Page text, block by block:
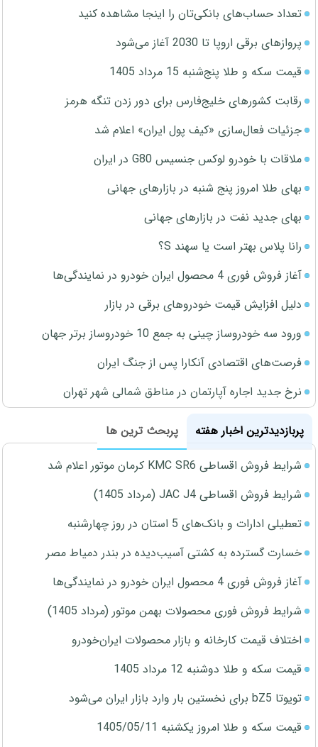
تعداد حساب‌های بانکی‌تان را اینجا مشاهده کنید
پروازهای برقی اروپا تا 2030 آغاز می‌شود
قیمت سکه و طلا پنج‌شنبه 15 مرداد 1405
رقابت کشورهای خلیج‌فارس برای دور زدن تنگه هرمز
جزئیات فعال‌سازی «کیف پول ایران» اعلام شد
ملاقات با خودرو لوکس جنسیس G80 در ایران
بهای طلا امروز پنج شنبه در بازارهای جهانی
بهای جدید نفت در بازارهای جهانی
رانا پلاس بهتر است یا سهند S؟
آغاز فروش فوری 4 محصول ایران خودرو در نمایندگی‌ها
دلیل افزایش قیمت خودروهای برقی در بازار
ورود سه خودروساز چینی به جمع 10 خودروساز برتر جهان
فرصت‌های اقتصادی آنکارا پس از جنگ ایران
نرخ جدید اجاره آپارتمان در مناطق شمالی شهر تهران
پربازدیدترین اخبار هفته
پربحث ترین ها
شرایط فروش اقساطی KMC SR6 کرمان موتور اعلام شد
شرایط فروش اقساطی JAC J4 (مرداد 1405)
تعطیلی ادارات و بانک‌های 5 استان در روز چهارشنبه
خسارت گسترده به کشتی آسیب‌دیده در بندر دمیاط مصر
آغاز فروش فوری 4 محصول ایران خودرو در نمایندگی‌ها
شرایط فروش فوری محصولات بهمن موتور (مرداد 1405)
اختلاف قیمت کارخانه و بازار محصولات ایران‌خودرو
قیمت سکه و طلا دوشنبه 12 مرداد 1405
تویوتا bZ5 برای نخستین بار وارد بازار ایران می‌شود
قیمت سکه و طلا امروز یکشنبه 1405/05/11